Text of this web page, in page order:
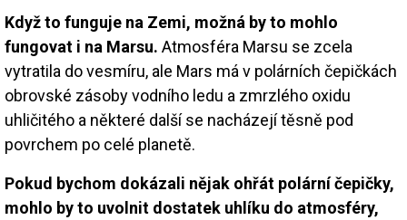
Když to funguje na Zemi, možná by to mohlo
fungovat i na Marsu. Atmosféra Marsu se zcela
vytratila do vesmíru, ale Mars má v polárních čepičkách
obrovské zásoby vodního ledu a zmrzlého oxidu
uhličitého a některé další se nacházejí těsně pod
povrchem po celé planetě.
Pokud bychom dokázali nějak ohřát polární čepičky,
mohlo by to uvolnit dostatek uhlíku do atmosféry,